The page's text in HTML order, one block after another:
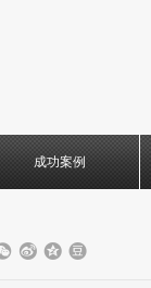
成功案例